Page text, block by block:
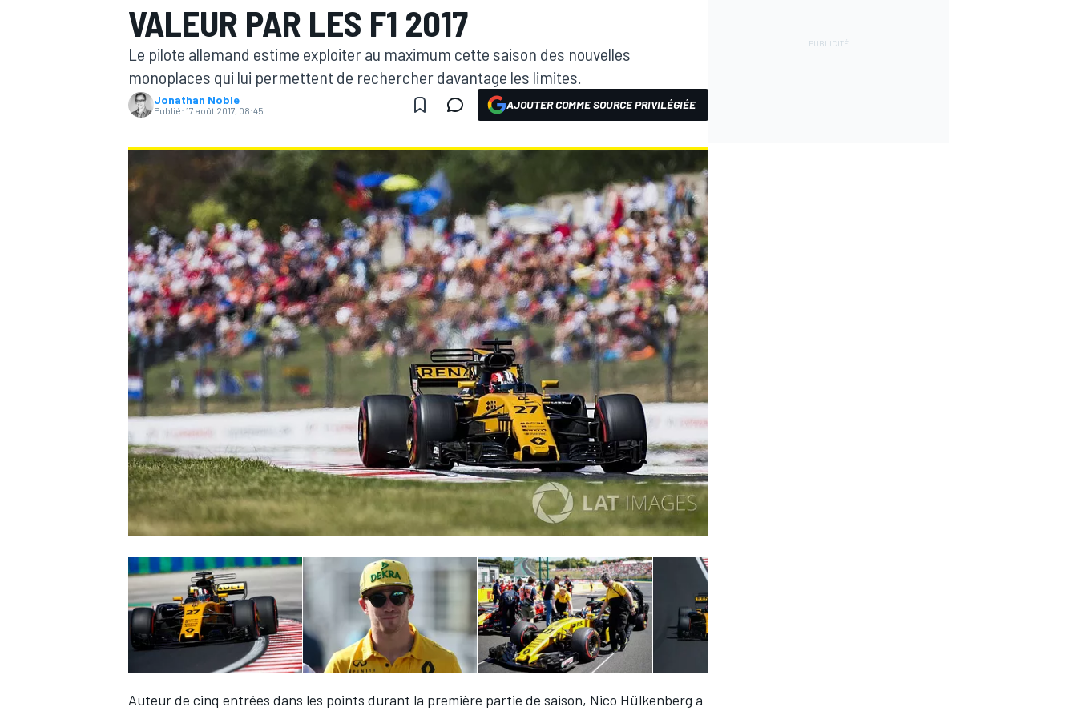
WRC
WEC
VALEUR PAR LES F1 2017
Le pilote allemand estime exploiter au maximum cette saison des nouvelles
monoplaces qui lui permettent de rechercher davantage les limites.
Jonathan Noble
Publié: 17 août 2017, 08:45 AJOUTER COMME SOURCE PRIVILÉGIÉE
Auteur de cinq entrées dans les points durant la première partie de saison, Nico Hülkenberg a